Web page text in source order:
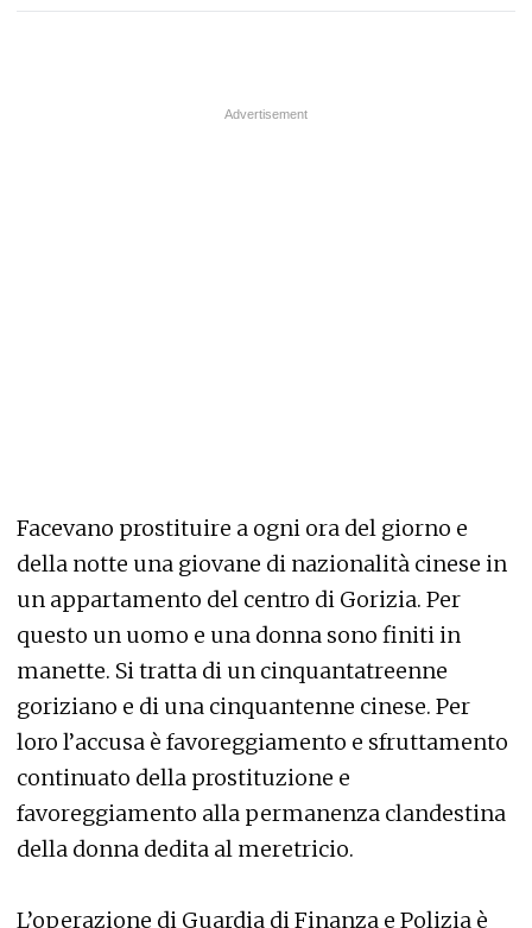
Facevano prostituire a ogni ora del giorno e
della notte una giovane di nazionalità cinese in
un appartamento del centro di Gorizia. Per
questo un uomo e una donna sono finiti in
manette. Si tratta di un cinquantatreenne
goriziano e di una cinquantenne cinese. Per
loro l’accusa è favoreggiamento e sfruttamento
continuato della prostituzione e
favoreggiamento alla permanenza clandestina
della donna dedita al meretricio.
L’operazione di Guardia di Finanza e Polizia è